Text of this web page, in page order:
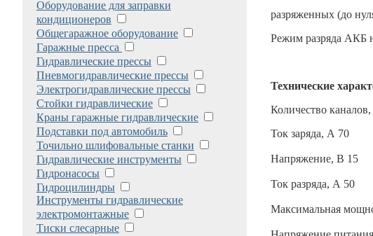
Оборудование для заправки
кондиционеров
Общегаражное оборудование
Гаражные пресса
Гидравлические прессы
Пневмогидравлические прессы
Электрогидравлические прессы
Стойки гидравлические
Краны гаражные гидравлические
Подставки под автомобиль
Точильно шлифовальные станки
Гидравлические инструменты
Гидронасосы
Гидроцилиндры
Инструменты гидравлические
электромонтажные
Тиски слесарные
разряженных (до
Режим разряда АКБ
Технические
Количество
Ток заряда, А 70
Напряжение, В 15
Ток разряда, А 50
Максимальная